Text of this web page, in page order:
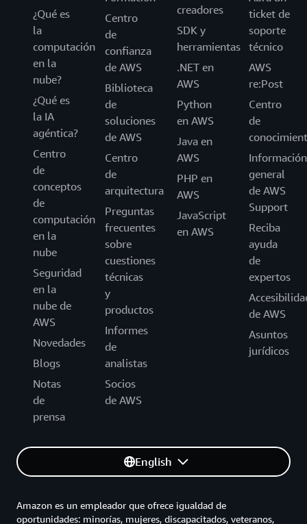
¿Qué es
la
computación
en la
nube?
¿Qué es
la IA
agéntica?
Centro
de
conceptos
de
computación
en la
nube
Seguridad
en la
nube de
AWS
Novedades
Blogs
Notas
de
prensa
Centro
de
confianza
de AWS
Biblioteca
de
soluciones
de AWS
Centro
de
arquitectura
Preguntas
frecuentes
sobre
cuestiones
técnicas
y
productos
Informes
de
analistas
Socios
de AWS
creadores
SDK y
herramientas
.NET en
AWS
Python
en AWS
Java en
AWS
PHP en
AWS
JavaScript
en AWS
ticket de
soporte
técnico
AWS
re:Post
Centro
de
Información
general
de AWS
Support
Reciba
ayuda
de
expertos
de AWS
Asuntos
jurídicos
English
Amazon es un empleador que ofrece igualdad de
oportunidades: minorías, mujeres, discapacitados, veteranos,